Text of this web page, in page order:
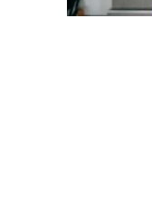
Подходящие